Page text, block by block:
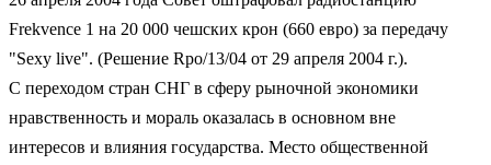
Frekvence 1 на 20 000 чешских крон (660 евро) за передачу
"Sexy live". (Решение Rpo/13/04 от 29 апреля 2004 г.).
С переходом стран СНГ в сферу рыночной экономики
нравственность и мораль оказалась в основном вне
интересов и влияния государства. Место общественной